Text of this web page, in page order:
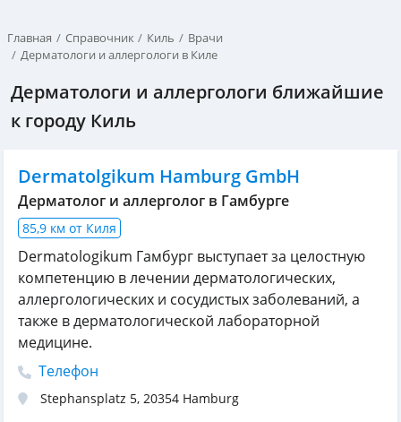
Главная Справочник Киль
Врачи
Дерматологи и аллергологи в Киле
Дерматологи и аллергологи ближайшие
к городу Киль
Dermatolgikum Hamburg GmbH
Дерматолог и аллерголог в Гамбурге
85,9 км от Киля
Dermatologikum Гамбург выступает за целостную
компетенцию в лечении дерматологических,
аллергологических и сосудистых заболеваний, а
также в дерматологической лабораторной
медицине.
Телефон
Stephansplatz 5, 20354 Hamburg